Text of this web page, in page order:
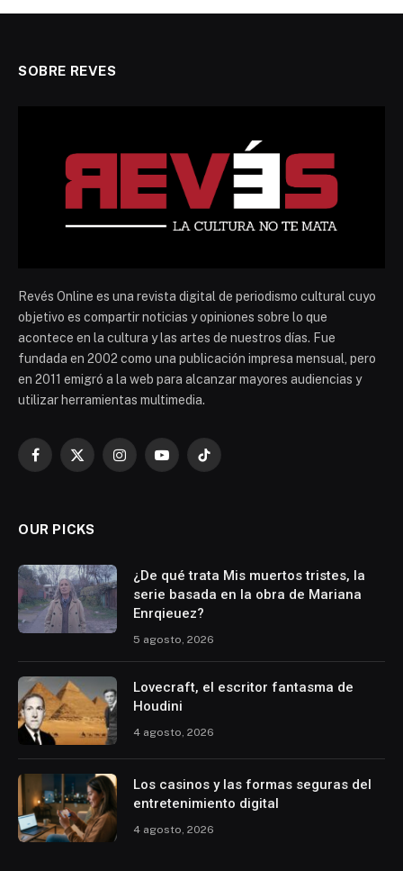
SOBRE REVES
Revés Online es una revista digital de periodismo cultural cuyo
objetivo es compartir noticias y opiniones sobre lo que
acontece en la cultura y las artes de nuestros días. Fue
fundada en 2002 como una publicación impresa mensual, pero
en 2011 emigró a la web para alcanzar mayores audiencias y
utilizar herramientas multimedia.
Facebook
X
InstagramYouTubeTikTok
OUR PICKS
¿De qué trata Mis muertos tristes, la
serie basada en la obra de Mariana
Enrqieuez?
5 agosto, 2026
Lovecraft, el escritor fantasma de
Houdini
4 agosto, 2026
Los casinos y las formas seguras del
entretenimiento digital
4 agosto, 2026